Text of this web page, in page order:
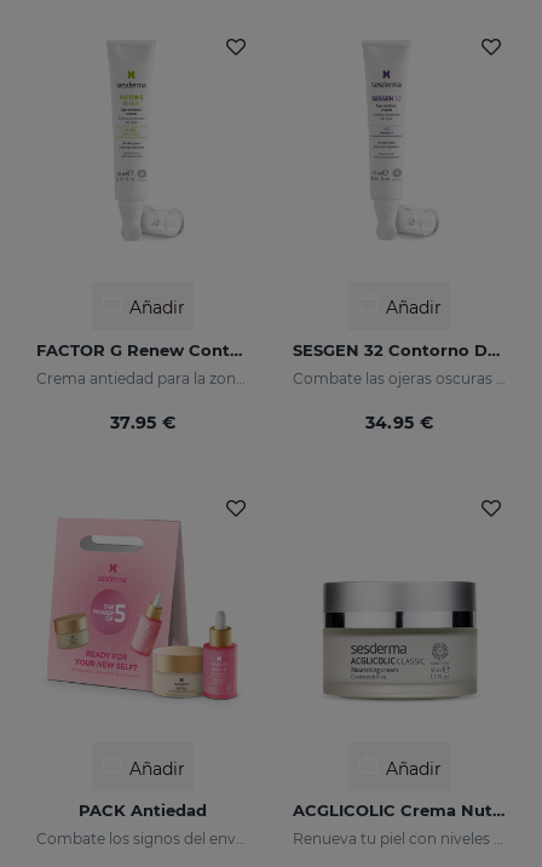
Añadir
FACTOR G Renew Contorno De Ojos
37.95 €
Añadir
SESGEN 32 Contorno De Ojos
34.95 €
Añadir
PACK Antiedad
Combate los signos del envejecimiento
Añadir
ACGLICOLIC Crema Nutritiva
Renueva tu piel con niveles de eficacia nunca antes alcanzados